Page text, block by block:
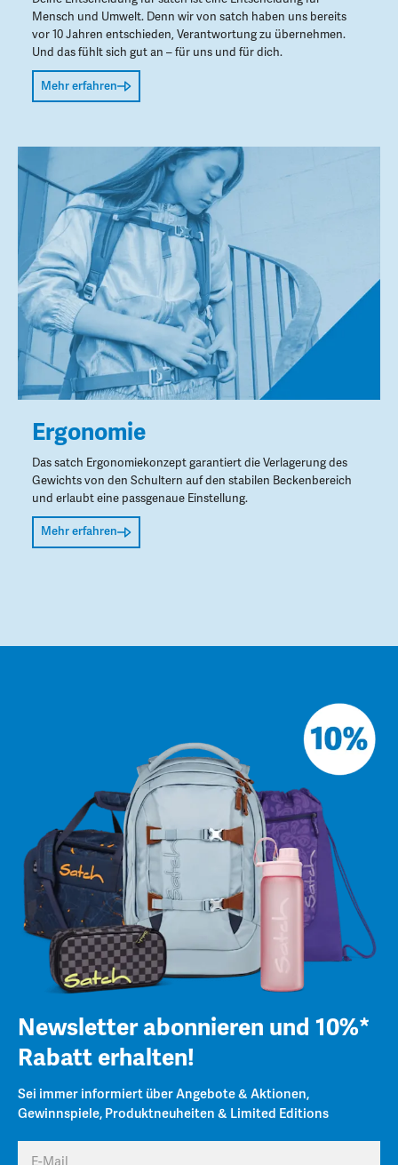
Mensch und Umwelt. Denn wir von satch haben uns bereits
vor 10 Jahren entschieden, Verantwortung zu übernehmen.
Und das fühlt sich gut an – für uns und für dich.
Mehr erfahren
Ergonomie
Das satch Ergonomiekonzept garantiert die Verlagerung des
Gewichts von den Schultern auf den stabilen Beckenbereich
und erlaubt eine passgenaue Einstellung.
Mehr erfahren
Newsletter abonnieren und 10%*
Rabatt erhalten!
Sei immer informiert über Angebote & Aktionen,
Gewinnspiele, Produktneuheiten & Limited Editions
E-Mail